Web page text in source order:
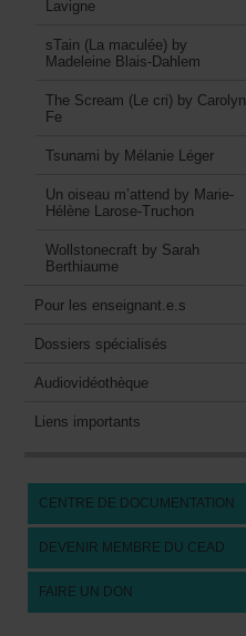
Lavigne
sTain(Lamaculée)by
MadeleineBlais-Dahlem
TheScream(Lecri)byCarolyn
Fe
TsunamibyMélanieLéger
Unoiseaum’attendbyMarie-
HélèneLarose-Truchon
WollstonecraftbySarah
Berthiaume
Pourlesenseignant.e.s
Dossiersspécialisés
Audiovidéothèque
Liensimportants
CENTREDEDOCUMENTATION
DEVENIRMEMBREDUCEAD
FAIREUNDON